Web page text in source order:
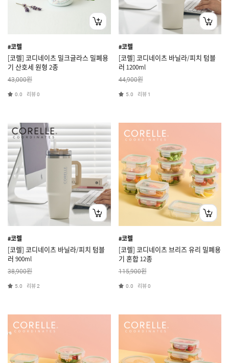
#코렐
[코렐] 코디네이츠 밀크글라스 밀폐용
기 산호세 원형 2종
43,000원
0.0 리뷰0
#코렐
[코렐] 코디네이츠 바닐라/피치 텀블
러 1200ml
44,900원
5.0 리뷰 1
#코렐
[코렐] 코디네이츠 바닐라/피치 텀블
러 900ml
38,900원
5.0 리뷰2
#코렐
[코렐] 코디네이츠 브리즈 유리 밀폐용
기 혼합 12종
115,900원
0.0 리뷰0